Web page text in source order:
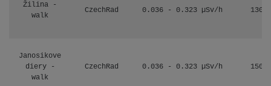
Žilina -
walk
CzechRad 0.036 - 0.323 µSv/h 1303
Janosikove
diery -
walk
CzechRad 0.036 - 0.323 µSv/h 1507